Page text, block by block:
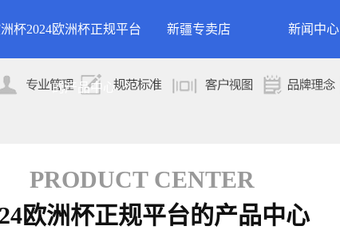
杯
的
2024欧洲杯正规平台
的产品中心
新疆专卖店 新闻中心
PRODUCT CENTER
欧洲杯正规平台的产品中心